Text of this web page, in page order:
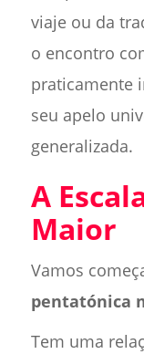
viaje ou da
o encontro
praticamente
seu apelo
generalizada.
A
Maior
Vamos
pentatónica
Tem uma